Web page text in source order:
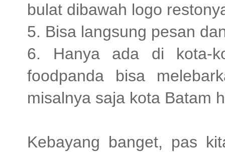
bulat dibawah logo
5. Bisa langsung pesan
6. Hanya ada di kota-
foodpanda bisa
misalnya saja kota Batam
Kebayang banget, pas